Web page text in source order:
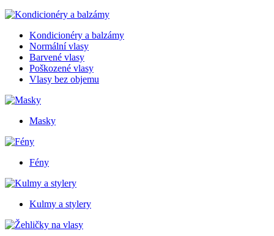
Kondicionéry a balzámy
Normální vlasy
Barvené vlasy
Poškozené vlasy
Vlasy bez objemu
Masky
Fény
Kulmy a stylery